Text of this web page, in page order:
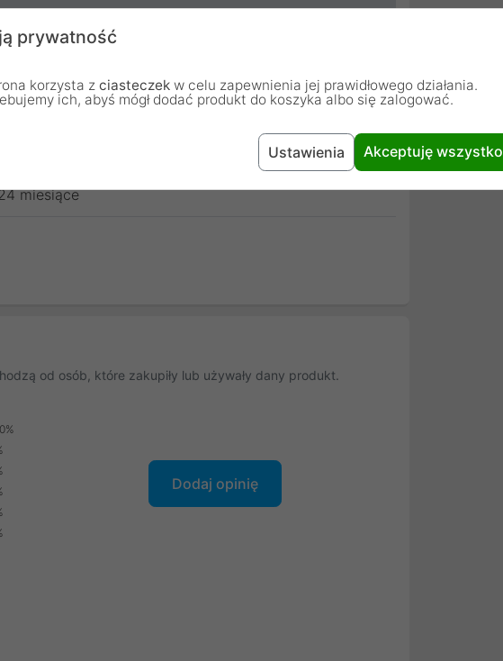
miesiące
od osób, które zakupiły lub używały dany produkt.
Dodaj opinię
prywatność
korzysta z ciasteczek w celu zapewnienia jej prawidłowego działania.
ich, abyś mógł dodać produkt do koszyka albo się zalogować.
Ustawienia Akceptuję wszystko